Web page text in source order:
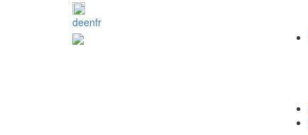
deenfr